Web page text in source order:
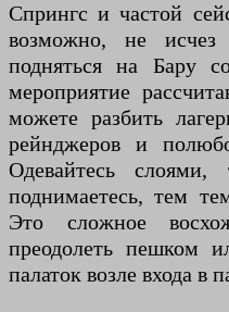
Спрингс и частой
возможно, не
подняться на Бару
мероприятие
можете разбить
рейнджеров и
Одевайтесь
поднимаетесь, тем
Это сложное
преодолеть пешком
палаток возле входа в